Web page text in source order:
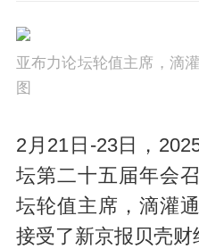
亚布力论坛轮值主席，滴
图
2月21日-23日，
坛第二十五届年会
坛轮值主席，滴灌
接受了新京报贝壳财